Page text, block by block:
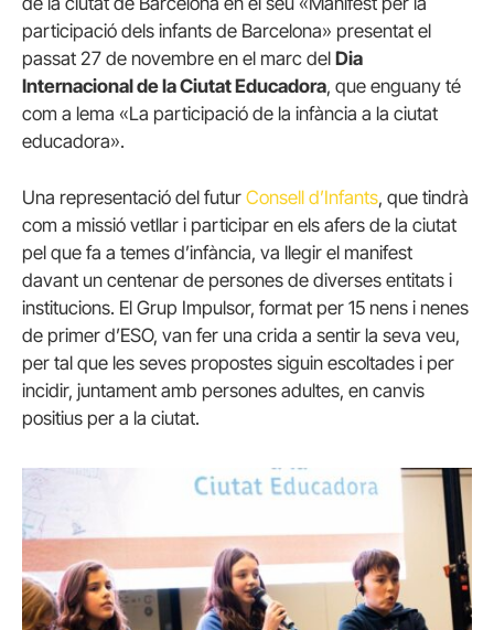
participació dels infants de Barcelona» presentat el
passat 27 de novembre en el marc del Dia
Internacional de la Ciutat Educadora, que enguany té
com a lema «La participació de la infància a la ciutat
educadora».
Una representació del futur Consell d’Infants, que tindrà
com a missió vetllar i participar en els afers de la ciutat
pel que fa a temes d’infància, va llegir el manifest
davant un centenar de persones de diverses entitats i
institucions. El Grup Impulsor, format per 15 nens i nenes
de primer d’ESO, van fer una crida a sentir la seva veu,
per tal que les seves propostes siguin escoltades i per
incidir, juntament amb persones adultes, en canvis
positius per a la ciutat.